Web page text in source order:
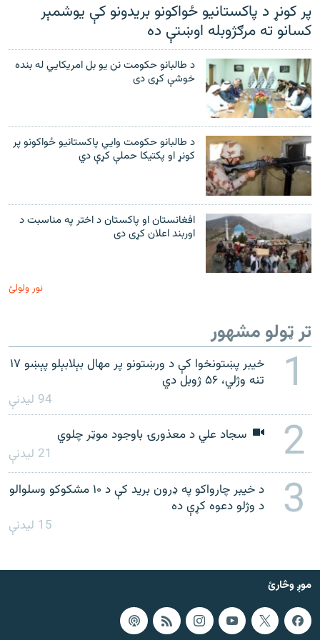
۱۴ ساعته راډیويي خپرونې
Gandhara
موږ وڅارئ
د ازادې اروپا راډیو ټولې ووبپاڼې
پر کونړ د پاکستانیو ځواکونو بریدونو کې یوشمېر
کسانو ته مرګژوبله اوښتې ده
د طالبانو حکومت نن يو بل امريکايي له بنده
خوشې کړی دی
د طالبانو حکومت وايي پاکستانیو ځواکونو پر
کونړ او پکتیکا حملې کړې دي
افغانستان او پاکستان د اختر په مناسبت د
اوربند اعلان کړی دی
نور ولولئ
تر ټولو مشهور
1
خیبر پښتونخوا کې د ورښتونو پر مهال بېلابېلو پېښو ۱۷
تنه وژلي، ۵۶ ژوبل دي
94 لیدنې
2
سجاد علي د معذورۍ باوجود موټر چلوي
21 لیدنې
3
د خيبر چارواکو په ډرون بريد کې د ۱۰ مشکوکو وسلوالو
د وژلو دعوه کړې ده
15 لیدنې
موږ وڅارئ